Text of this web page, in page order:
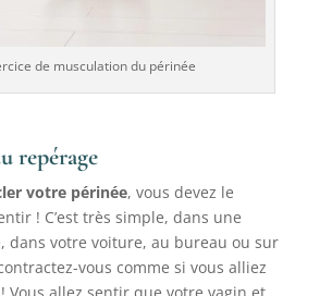
de musculation du périnée
repérage
votre périnée, vous devez le
! C’est très simple, dans une
dans votre voiture, au bureau ou sur
vous comme si vous alliez
Vous allez sentir que votre vagin et